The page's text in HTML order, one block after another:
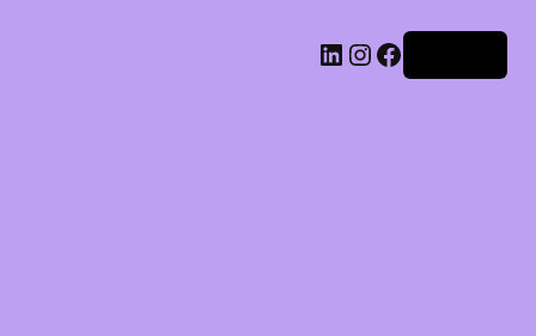
LinkedIn
Instagram
Facebook